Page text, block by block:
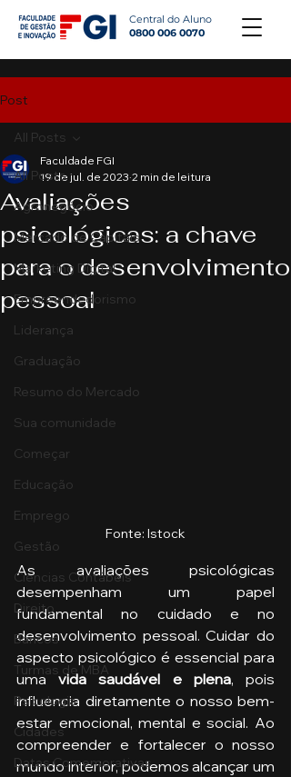
Central do Aluno
0800 006 0070
Post
All Posts
Agronegócio
Mercado de Capitais
Marketing Digital
Empreendedorismo
Liderança
Graduação
Resumo do Mercado
Sua comunidade
Começar
Educação
Emprego
Gestão
Ciências Contábeis
Direito
Bancos
Turmas de MBA
Psicologia
Cidades
Datas Comemorativas
All Posts
Avaliações
psicológicas: a chave
para o desenvolvimento
pessoal
Faculdade FGI
19 de jul. de 2023 2 min de leitura
Fonte: Istock
As avaliações psicológicas
desempenham um papel
fundamental no cuidado e no
desenvolvimento pessoal. Cuidar do
aspecto psicológico é essencial para
uma vida saudável e plena, pois
influencia diretamente o nosso bem-
estar emocional, mental e social. Ao
compreender e fortalecer o nosso
mundo interior, podemos alcançar um